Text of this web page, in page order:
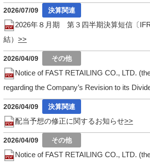
2026/07/09
2026年８月期 第３四半期決算短信〔
結）
2026/04/09
Notice of FAST RETAILING CO., LTD.
regarding the Company’s Revision to its
2026/04/09
配当予想の修正に関するお知らせ
2026/04/09
Notice of FAST RETAILING CO., LTD.